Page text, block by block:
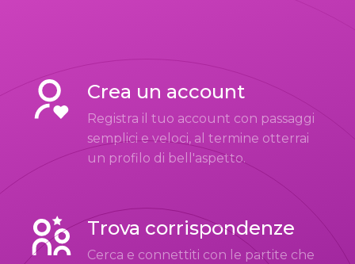
Crea un account
Registra il tuo account con passaggi
semplici e veloci, al termine otterrai
un profilo di bell'aspetto.
Trova corrispondenze
Cerca e connettiti con le partite che